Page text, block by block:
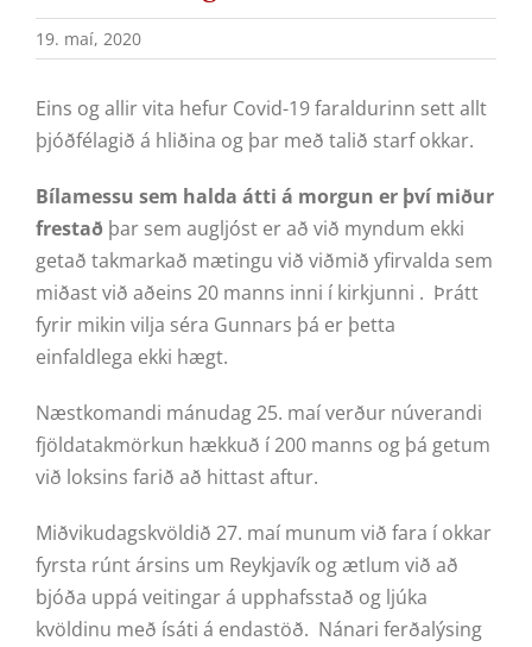
19. maí, 2020
Eins og allir vita hefur Covid-19 faraldurinn sett allt
þjóðfélagið á hliðina og þar með talið starf okkar.
Bílamessu sem halda átti á morgun er því miður
frestað þar sem augljóst er að við myndum ekki
getað takmarkað mætingu við viðmið yfirvalda sem
miðast við aðeins 20 manns inni í kirkjunni . Þrátt
fyrir mikin vilja séra Gunnars þá er þetta
einfaldlega ekki hægt.
Næstkomandi mánudag 25. maí verður núverandi
fjöldatakmörkun hækkuð í 200 manns og þá getum
við loksins farið að hittast aftur.
Miðvikudagskvöldið 27. maí munum við fara í okkar
fyrsta rúnt ársins um Reykjavík og ætlum við að
bjóða uppá veitingar á upphafsstað og ljúka
kvöldinu með ísáti á endastöð. Nánari ferðalýsing